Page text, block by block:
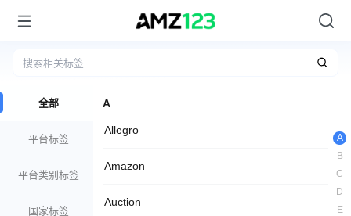
全部
平台标签
平台类别标签
国家标签
A
Allegro
Amazon
Auction
A
B
C
D
E